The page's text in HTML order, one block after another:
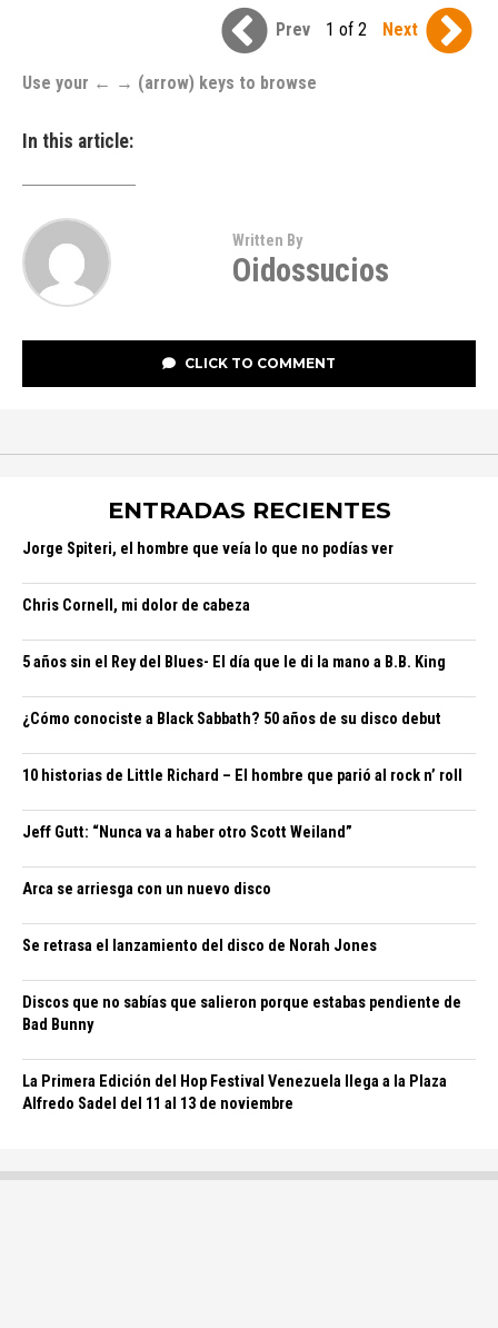
Prev 1 of 2 Next
Use your ← → (arrow) keys to browse
In this article:
Written By
Oidossucios
CLICK TO COMMENT
ENTRADAS RECIENTES
Jorge Spiteri, el hombre que veía lo que no podías ver
Chris Cornell, mi dolor de cabeza
5 años sin el Rey del Blues- El día que le di la mano a B.B. King
¿Cómo conociste a Black Sabbath? 50 años de su disco debut
10 historias de Little Richard – El hombre que parió al rock n’ roll
Jeff Gutt: “Nunca va a haber otro Scott Weiland”
Arca se arriesga con un nuevo disco
Se retrasa el lanzamiento del disco de Norah Jones
Discos que no sabías que salieron porque estabas pendiente de
Bad Bunny
La Primera Edición del Hop Festival Venezuela llega a la Plaza
Alfredo Sadel del 11 al 13 de noviembre